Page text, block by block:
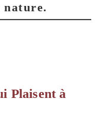
nature.
Plaisent à